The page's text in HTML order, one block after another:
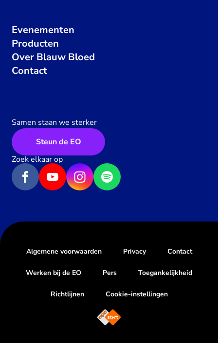
Evenementen
Producten
Over Blauw Bloed
Contact
Samen staan we sterker
Steun de EO
Zoek elkaar op
Algemene voorwaarden Privacy Contact
Werken bij de EO Pers Toegankelijkheid
Richtlijnen Cookie-instellingen